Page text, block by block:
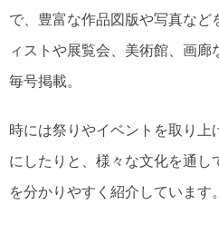
で、豊富な作品図版や写真など
ィストや展覧会、美術館、画廊
毎号掲載。
時には祭りやイベントを取り上
にしたりと、様々な文化を通し
を分かりやすく紹介しています。